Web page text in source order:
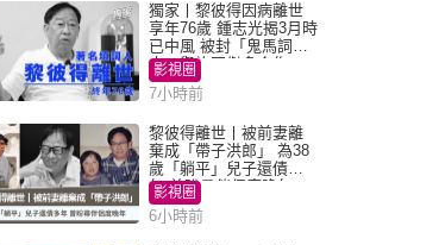
獨家丨黎彼得因病離世
享年76歲 鍾志光揭3月時
已中風 被封「鬼馬詞
人」與許冠傑多合作
影視圈
7小時前
黎彼得離世丨被前妻離
棄成「帶子洪郎」 為38
歲「躺平」兒子還債多
年 曾盼尋伴侶度晚年
影視圈
6小時前